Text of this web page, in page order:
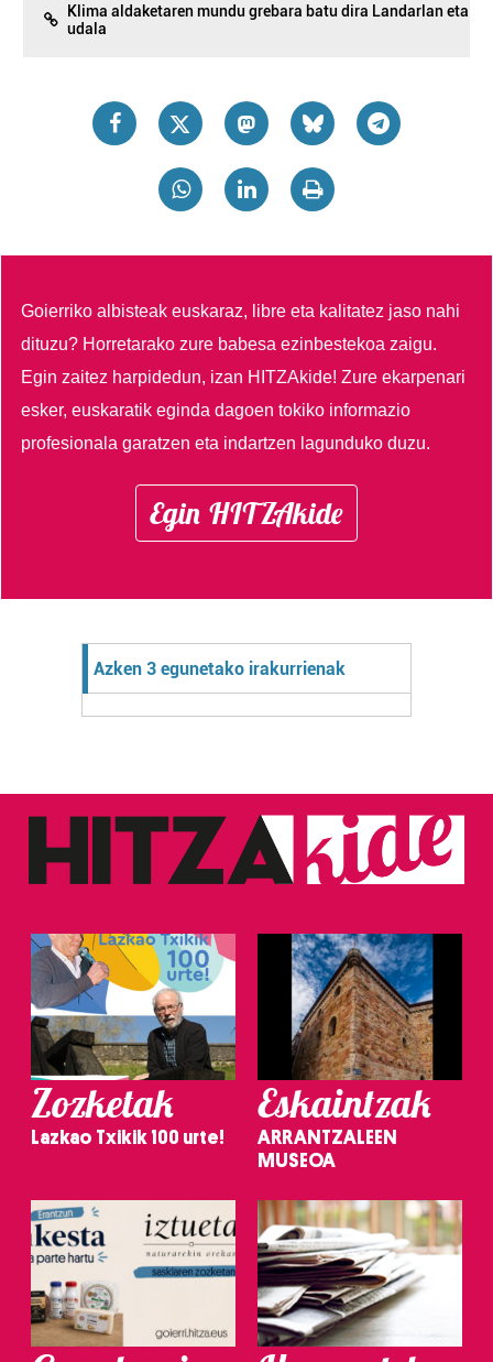
Klima aldaketaren mundu grebara batu dira Landarlan eta
udala
Goierriko albisteak euskaraz, libre eta kalitatez jaso nahi
dituzu? Horretarako zure babesa ezinbestekoa zaigu.
Egin zaitez harpidedun, izan HITZAkide!Zure ekarpenari
esker, euskaratik eginda dagoen tokiko informazio
profesionala garatzen eta indartzen lagunduko duzu.
Egin HITZAkide
Azken 3 egunetako irakurrienak
Zozketak
Lazkao Txikik 100 urte!
Eskaintzak
ARRANTZALEEN
MUSEOA